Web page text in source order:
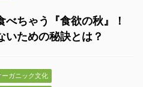
べちゃう『食欲の秋』！
いための秘訣とは？
ガニック文化